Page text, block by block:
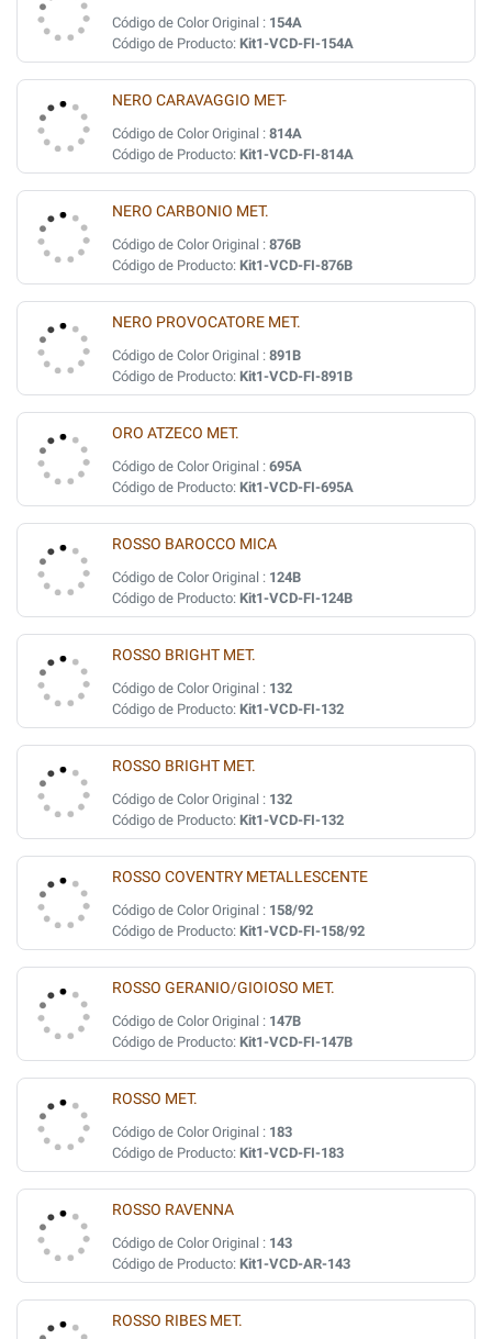
Código de Color Original : 154A
Código de Producto: Kit1-VCD-FI-154A
NERO CARAVAGGIO MET-
Código de Color Original : 814A
Código de Producto: Kit1-VCD-FI-814A
NERO CARBONIO MET.
Código de Color Original : 876B
Código de Producto: Kit1-VCD-FI-876B
NERO PROVOCATORE MET.
Código de Color Original : 891B
Código de Producto: Kit1-VCD-FI-891B
ORO ATZECO MET.
Código de Color Original : 695A
Código de Producto: Kit1-VCD-FI-695A
ROSSO BAROCCO MICA
Código de Color Original : 124B
Código de Producto: Kit1-VCD-FI-124B
ROSSO BRIGHT MET.
Código de Color Original : 132
Código de Producto: Kit1-VCD-FI-132
ROSSO BRIGHT MET.
Código de Color Original : 132
Código de Producto: Kit1-VCD-FI-132
ROSSO COVENTRY METALLESCENTE
Código de Color Original : 158/92
Código de Producto: Kit1-VCD-FI-158/92
ROSSO GERANIO/GIOIOSO MET.
Código de Color Original : 147B
Código de Producto: Kit1-VCD-FI-147B
ROSSO MET.
Código de Color Original : 183
Código de Producto: Kit1-VCD-FI-183
ROSSO RAVENNA
Código de Color Original : 143
Código de Producto: Kit1-VCD-AR-143
ROSSO RIBES MET.